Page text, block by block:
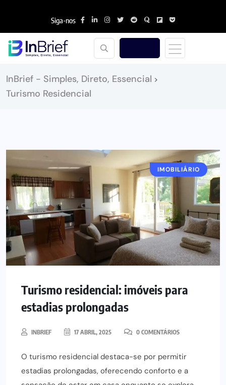
Siga-nos
InBrief - Simples, Direto, Essencial >
Turismo Residencial
IMOBILIÁRIO
Turismo residencial: imóveis para
estadias prolongadas
INBRIEF 17 ABRIL, 2025 0 COMENTÁRIOS
O turismo residencial destaca-se por permitir
estadias prolongadas, oferecendo conforto e a